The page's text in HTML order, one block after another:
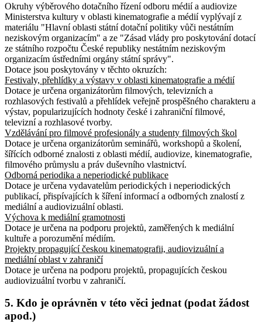
Okruhy výběrového dotačního řízení odboru médií a audiovize
Ministerstva kultury v oblasti kinematografie a médií vyplývají z
materiálu "Hlavní oblasti státní dotační politiky vůči nestátním
neziskovým organizacím" a ze "Zásad vlády pro poskytování dotací
ze státního rozpočtu České republiky nestátním neziskovým
organizacím ústředními orgány státní správy".
Dotace jsou poskytovány v těchto okruzích:
Festivaly, přehlídky a výstavy v oblasti kinematografie a médií
Dotace je určena organizátorům filmových, televizních a
rozhlasových festivalů a přehlídek veřejně prospěšného charakteru a
výstav, popularizujících hodnoty české i zahraniční filmové,
televizní a rozhlasové tvorby.
Vzdělávání pro filmové profesionály a studenty filmových škol
Dotace je určena organizátorům seminářů, workshopů a školení,
šířících odborné znalosti z oblasti médií, audiovize, kinematografie,
filmového průmyslu a práv duševního vlastnictví.
Odborná periodika a neperiodické publikace
Dotace je určena vydavatelům periodických i neperiodických
publikací, přispívajících k šíření informací a odborných znalostí z
mediální a audiovizuální oblasti.
Výchova k mediální gramotnosti
Dotace je určena na podporu projektů, zaměřených k mediální
kultuře a porozumění médiím.
Projekty propagující českou kinematografii, audiovizuální a
mediální oblast v zahraničí
Dotace je určena na podporu projektů, propagujících českou
audiovizuální tvorbu v zahraničí.
5. Kdo je oprávněn v této věci jednat (podat žádost
apod.)